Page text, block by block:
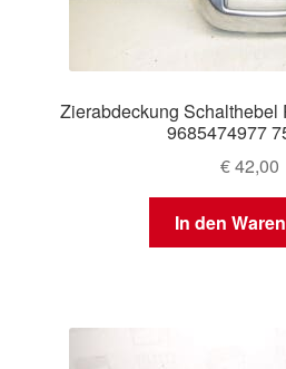
Zierabdeckung Schalthebel
9685474977
€42,00
In den